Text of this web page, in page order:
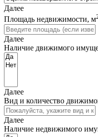
Далее
Площадь недвижимости, м
Далее
Наличие движимого
Далее
Вид и количество
Далее
Наличие недвижимого